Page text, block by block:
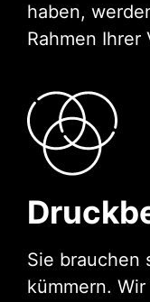
haben,
Rahmen Ihrer
Sie brauchen
kümmern.